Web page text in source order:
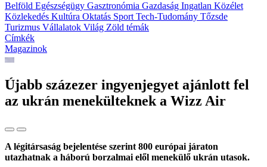
Belföld Egészségügy Gasztronómia Gazdaság Ingatlan Közélet
Közlekedés Kultúra Oktatás Sport Tech-Tudomány Tőzsde
Turizmus Vállalatok Világ Zöld témák
Címkék
Magazinok
Újabb százezer ingyenjegyet ajánlott fel
az ukrán menekülteknek a Wizz Air
A légitársaság bejelentése szerint 800 európai járaton
utazhatnak a háború borzalmai elől menekülő ukrán utasok.